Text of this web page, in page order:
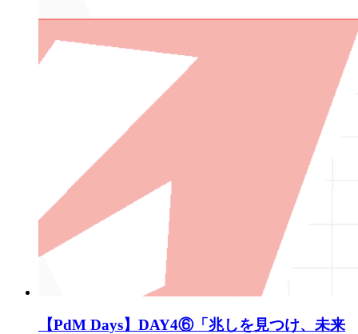
【PdM Days】DAY4⑥「兆しを見つけ、未来